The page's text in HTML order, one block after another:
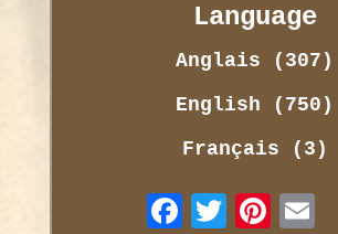
Language
Anglais (307)
English (750)
Français (3)